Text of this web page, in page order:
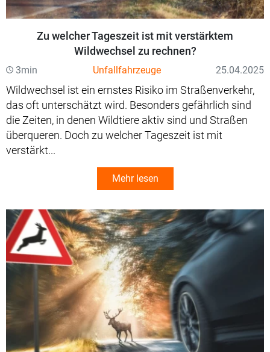
Zu welcher Tageszeit ist mit verstärktem
Wildwechsel zu rechnen?
3min Unfallfahrzeuge 25.04.2025
Wildwechsel ist ein ernstes Risiko im Straßenverkehr,
das oft unterschätzt wird. Besonders gefährlich sind
die Zeiten, in denen Wildtiere aktiv sind und Straßen
überqueren. Doch zu welcher Tageszeit ist mit
verstärkt...
Mehr lesen